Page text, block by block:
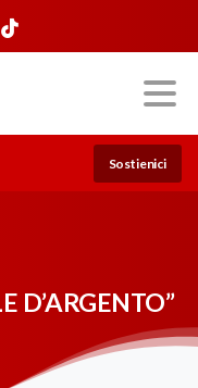
Sostienici
D’ARGENTO”